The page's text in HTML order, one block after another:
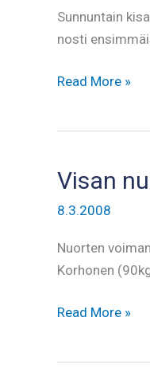
Sunnuntain
nosti
Tolvanen
Read More »
Visan
8.3.2008
Nuorten
Korhonen
Visan
Read More »